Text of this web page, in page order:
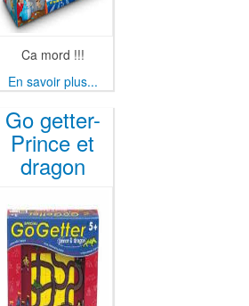
Ca mord !!!
En savoir plus...
Go getter-
Prince et
dragon